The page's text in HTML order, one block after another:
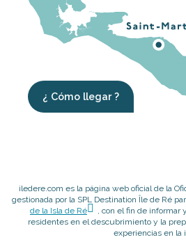
¿ Cómo llegar ?
iledere.com es la página web oficial de la
gestionada por la SPL Destination Île de Ré
de la Isla de Ré
, con el fin de informar
residentes en el descubrimiento y la
experiencias en la